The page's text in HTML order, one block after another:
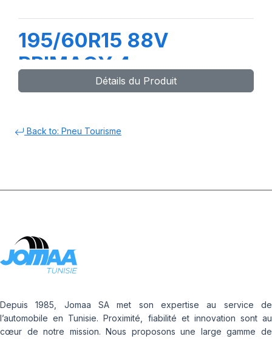
195/60R15 88V
PRIMACY 4
Détails du Produit
Back to: Pneu Tourisme
Depuis 1985, Jomaa SA met son expertise au service de
l’automobile en Tunisie. Proximité, fiabilité et innovation sont au
cœur de notre mission. Nous proposons une large gamme de